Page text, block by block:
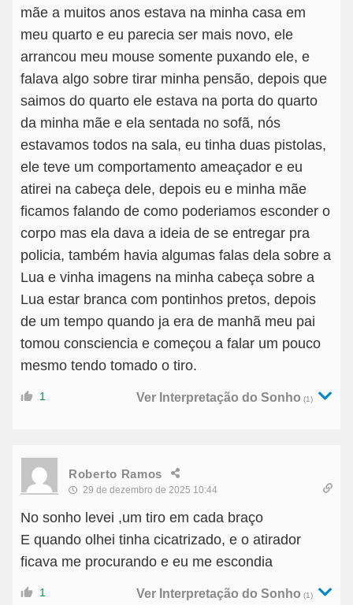
mãe a muitos anos estava na minha casa em
meu quarto e eu parecia ser mais novo, ele
arrancou meu mouse somente puxando ele, e
falava algo sobre tirar minha pensão, depois que
saimos do quarto ele estava na porta do quarto
da minha mãe e ela sentada no sofã, nós
estavamos todos na sala, eu tinha duas pistolas,
ele teve um comportamento ameaçador e eu
atirei na cabeça dele, depois eu e minha mãe
ficamos falando de como poderiamos esconder o
corpo mas ela dava a ideia de se entregar pra
policia, também havia algumas falas dela sobre a
Lua e vinha imagens na minha cabeça sobre a
Lua estar branca com pontinhos pretos, depois
de um tempo quando ja era de manhã meu pai
tomou consciencia e começou a falar um pouco
mesmo tendo tomado o tiro.
1 Ver Interpretação do Sonho (1)
Roberto Ramos
29 de dezembro de 2025 10:44
No sonho levei ,um tiro em cada braço
E quando olhei tinha cicatrizado, e o atirador
ficava me procurando e eu me escondia
1 Ver Interpretação do Sonho (1)